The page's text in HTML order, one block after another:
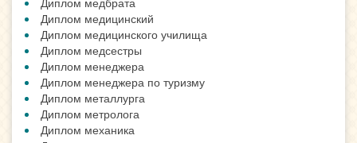
Диплом медицинский
Диплом медицинского училища
Диплом медсестры
Диплом менеджера
Диплом менеджера по туризму
Диплом металлурга
Диплом метролога
Диплом механика